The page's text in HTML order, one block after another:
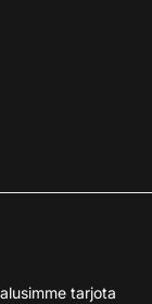
tarjota